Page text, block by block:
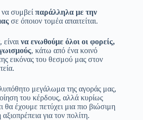
συμβεί παράλληλα με την
σε όποιον τομέα απαιτείται.
να ενωθούμε όλοι οι φορείς,
, κάτω από ένα κοινό
εικόνας του θεσμού μας στον
μεγάλωμα της αγοράς μας,
του κέρδους, αλλά κυρίως
θα έχουμε πετύχει μια πιο βιώσιμη
για τον πολίτη.